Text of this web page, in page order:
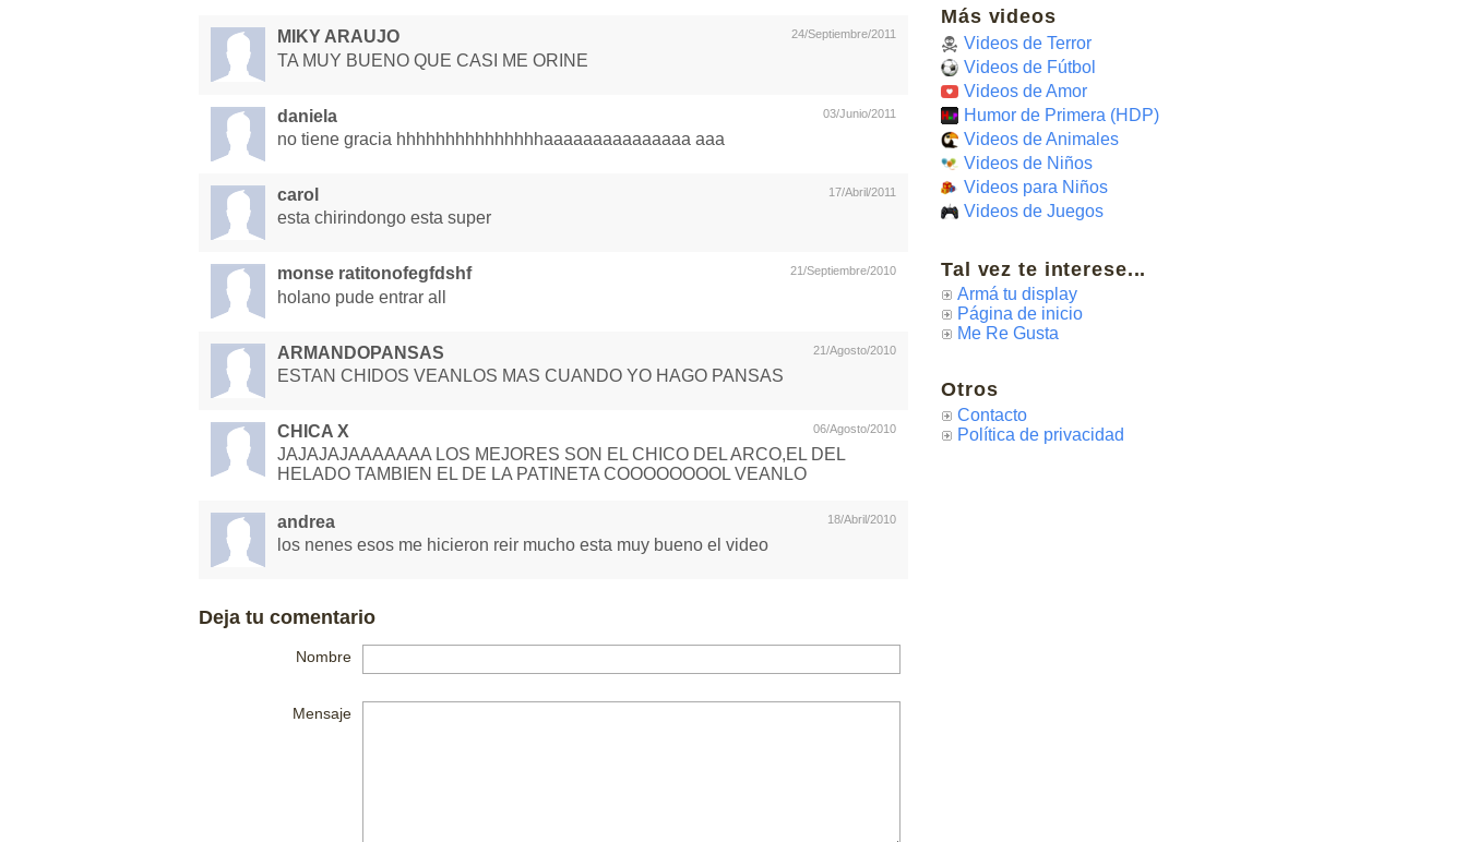
24/Septiembre/2011
MIKY ARAUJO
TA MUY BUENO QUE CASI ME ORINE
03/Junio/2011
daniela
no tiene gracia hhhhhhhhhhhhhhhaaaaaaaaaaaaaaa aaa
17/Abril/2011
carol
esta chirindongo esta super
21/Septiembre/2010
monse ratitonofegfdshf
holano pude entrar all
21/Agosto/2010
ARMANDOPANSAS
ESTAN CHIDOS VEANLOS MAS CUANDO YO HAGO PANSAS
06/Agosto/2010
CHICA X
JAJAJAJAAAAAAA LOS MEJORES SON EL CHICO DEL ARCO,EL DEL
HELADO TAMBIEN EL DE LA PATINETA COOOOOOOOL VEANLO
18/Abril/2010
andrea
los nenes esos me hicieron reir mucho esta muy bueno el video
Deja tu comentario
Nombre
Mensaje
Más videos
Videos de Terror
Videos de Fútbol
Videos de Amor
Humor de Primera (HDP)
Videos de Animales
Videos de Niños
Videos para Niños
Videos de Juegos
Tal vez te interese...
Armá tu display
Página de inicio
Me Re Gusta
Otros
Contacto
Política de privacidad